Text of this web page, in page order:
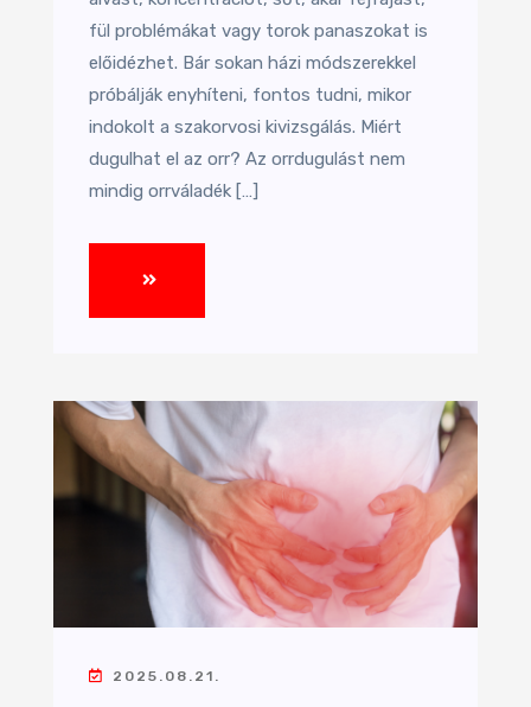
fül problémákat vagy torok panaszokat is
előidézhet. Bár sokan házi módszerekkel
próbálják enyhíteni, fontos tudni, mikor
indokolt a szakorvosi kivizsgálás. Miért
dugulhat el az orr? Az orrdugulást nem
mindig orrváladék […]
2025.08.21.